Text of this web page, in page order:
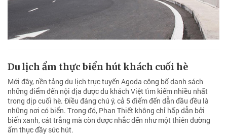
Du lịch ẩm thực biển hút khách cuối hè
Mới đây, nền tảng du lịch trực tuyến Agoda công bố danh sách
những điểm đến nội địa được du khách Việt tìm kiếm nhiều nhất
trong dịp cuối hè. Điều đáng chú ý, cả 5 điểm đến dẫn đầu đều là
những nơi có biển. Trong đó, Phan Thiết không chỉ hấp dẫn bởi
biển xanh, cát trắng mà còn được nhắc đến như một thiên đường
ẩm thực đầy sức hút.